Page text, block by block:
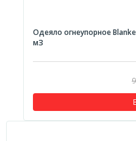
Одеяло огнеупорное
мЗ